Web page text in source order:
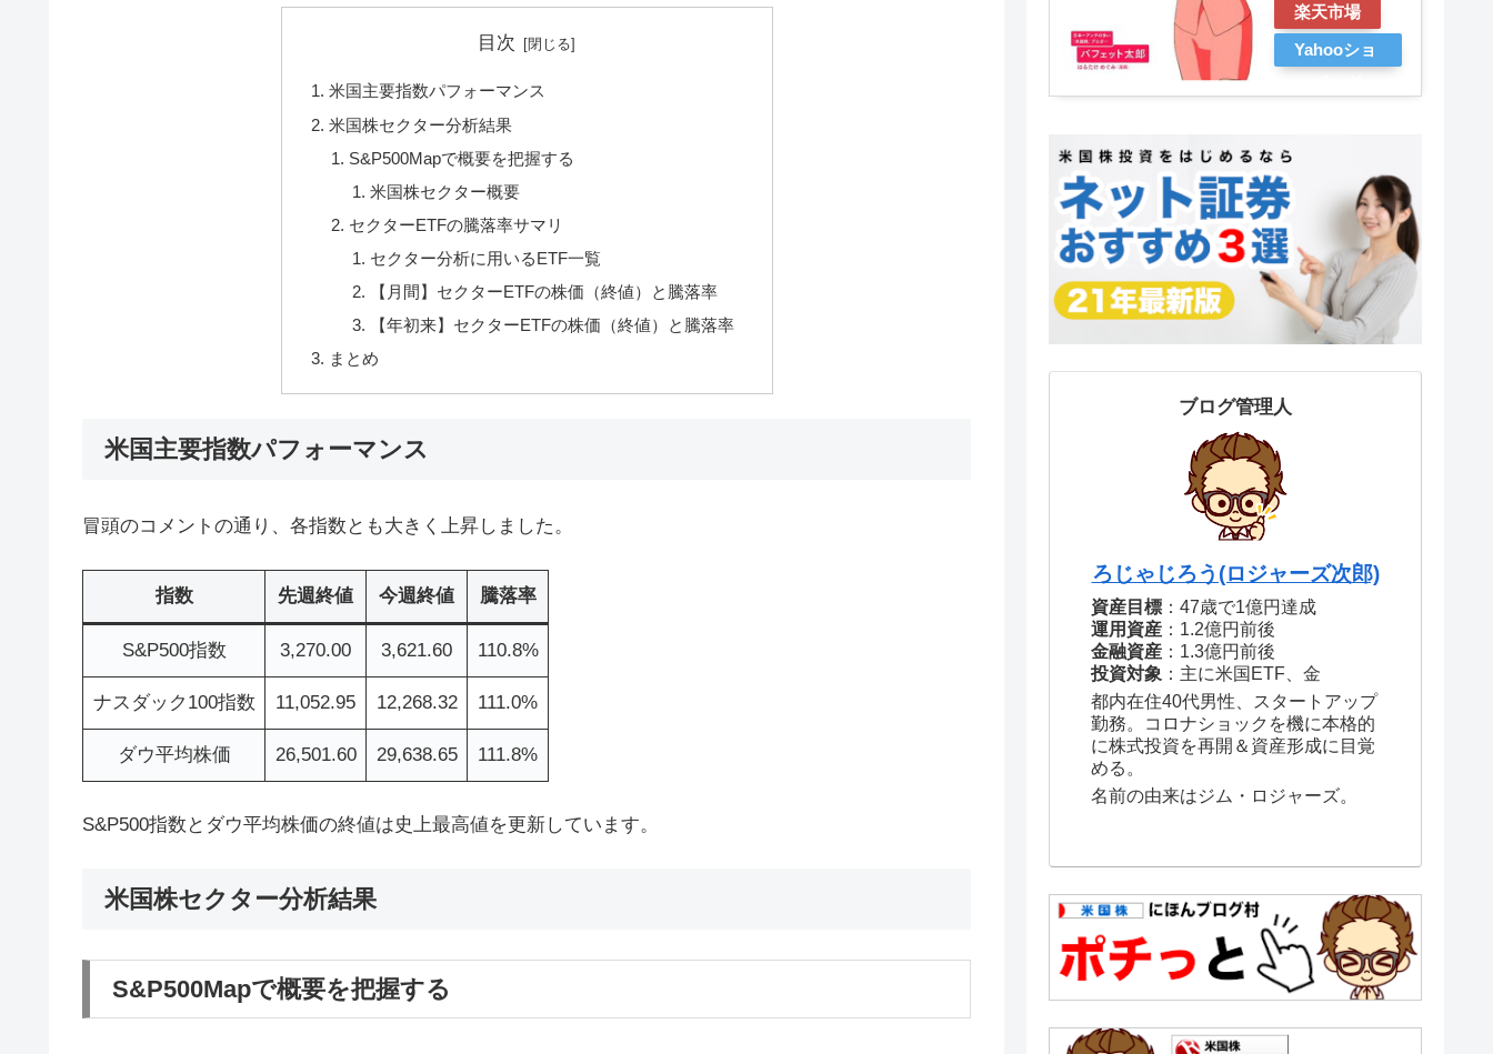
目次
米国主要指数パフォーマンス
米国株セクター分析結果
S&P500Mapで概要を把握する
米国株セクター概要
セクターETFの騰落率サマリ
セクター分析に用いるETF一覧
【月間】セクターETFの株価（終値）と騰落率
【年初来】セクターETFの株価（終値）と騰落率
まとめ
米国主要指数パフォーマンス
冒頭のコメントの通り、各指数とも大きく上昇しました。
指数 先週終値 今週終値 騰落率
S&P500指数 3,270.00 3,621.60 110.8%
ナスダック100指数 11,052.95 12,268.32 111.0%
ダウ平均株価 26,501.60 29,638.65 111.8%
S&P500指数とダウ平均株価の終値は史上最高値を更新しています。
米国株セクター分析結果
S&P500Mapで概要を把握する
楽天市場
Yahooショ
ブログ管理人
ろじゃじろう(ロジャーズ次郎)
資産目標 ：47歳で1億円達成
運用資産 ：1.2億円前後
金融資産 ：1.3億円前後
投資対象 ：主に米国ETF、金
都内在住40代男性、スタートアップ
勤務。コロナショックを機に本格的
に株式投資を再開＆資産形成に目覚
める。
名前の由来はジム・ロジャーズ。